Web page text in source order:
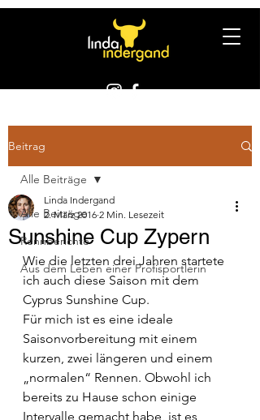
Beitrag
Alle Beiträge
Rennberichte
Aus dem Leben einer Profisportlerin
Alle Beiträge
Sunshine Cup Zypern
Linda Indergand
2. März 2016 2 Min. Lesezeit
Wie die letzten drei Jahren startete
ich auch diese Saison mit dem
Cyprus Sunshine Cup.
Für mich ist es eine ideale
Saisonvorbereitung mit einem
kurzen, zwei längeren und einem
„normalen“ Rennen. Obwohl ich
bereits zu Hause schon einige
Intervalle gemacht habe, ist es